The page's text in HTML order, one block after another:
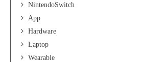
NintendoSwitch
App
Hardware
Laptop
Wearable